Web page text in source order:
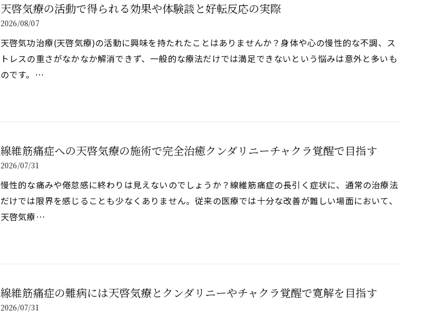
天啓気療の活動で得られる効果や体験談と好転反応の実際
2026/08/07
天啓気功治療(天啓気療)の活動に興味を持たれたことはありませんか？身体や心の慢性的な不調、ス
トレスの重さがなかなか解消できず、一般的な療法だけでは満足できないという悩みは意外と多いも
のです。…
線維筋痛症への天啓気療の施術で完全治癒クンダリニーチャクラ覚醒で目指す
2026/07/31
慢性的な痛みや倦怠感に終わりは見えないのでしょうか？線維筋痛症の長引く症状に、通常の治療法
だけでは限界を感じることも少なくありません。従来の医療では十分な改善が難しい場面において、
天啓気療…
線維筋痛症の難病には天啓気療とクンダリニーやチャクラ覚醒で寛解を目指す
2026/07/31